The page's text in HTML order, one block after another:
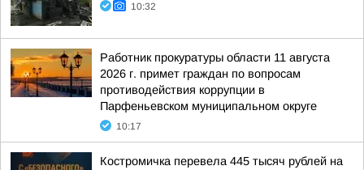
10:32
Работник прокуратуры области 11 августа
2026 г. примет граждан по вопросам
противодействия коррупции в
Парфеньевском муниципальном округе
10:17
Костромичка перевела 445 тысяч рублей на